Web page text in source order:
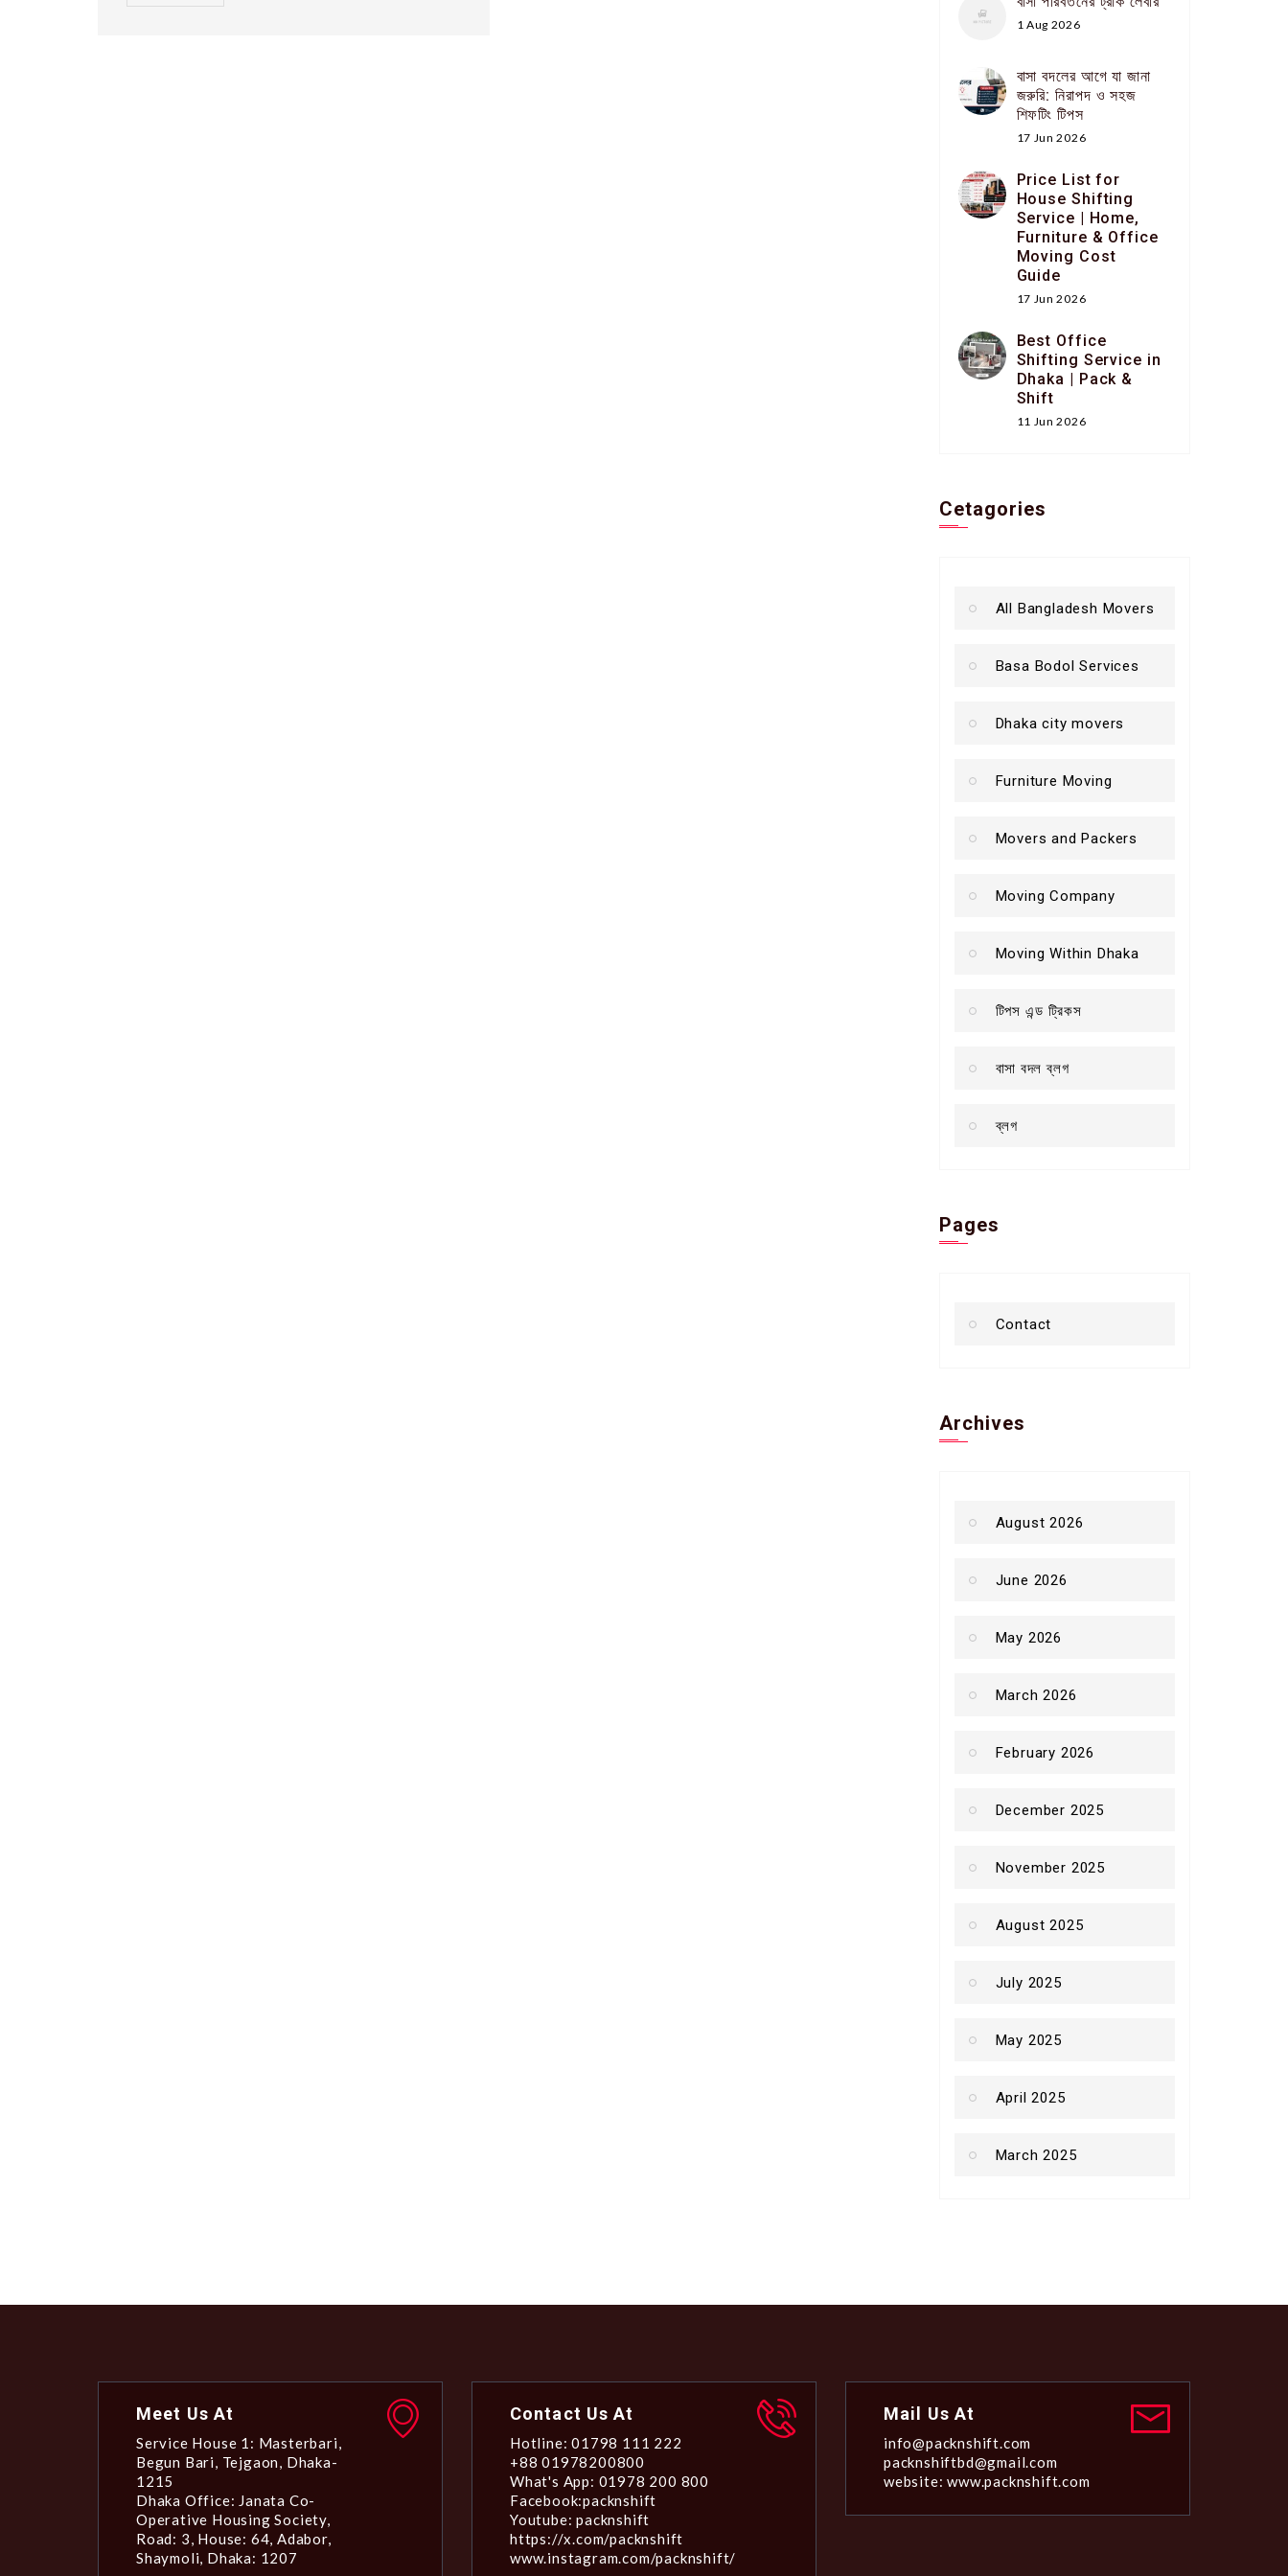
1 Aug 2026
বাসা বদলের আগে যা জানা
জরুরি: নিরাপদ ও সহজ
শিফটিং টিপস
17 Jun 2026
Price List for
House Shifting
Service | Home,
Furniture & Office
Moving Cost
Guide
17 Jun 2026
Best Office
Shifting Service in
Dhaka | Pack &
Shift
11 Jun 2026
Cetagories
All Bangladesh Movers
Basa Bodol Services
Dhaka city movers
Furniture Moving
Movers and Packers
Moving Company
Moving Within Dhaka
টিপস এন্ড ট্রিকস
বাসা বদল ব্লগ
ব্লগ
Pages
Contact
Archives
August 2026
June 2026
May 2026
March 2026
February 2026
December 2025
November 2025
August 2025
July 2025
May 2025
April 2025
March 2025
Meet Us At
Service House 1: Masterbari,
Begun Bari, Tejgaon, Dhaka-
1215
Dhaka Office: Janata Co-
Operative Housing Society,
Road: 3, House: 64, Adabor,
Shaymoli, Dhaka: 1207
Contact Us At
Hotline: 01798 111 222
+88 01978200800
What's App: 01978 200 800
Facebook:packnshift
Youtube: packnshift
https://x.com/packnshift
www.instagram.com/packnshift/
Mail Us At
info@packnshift.com
packnshiftbd@gmail.com
website: www.packnshift.com